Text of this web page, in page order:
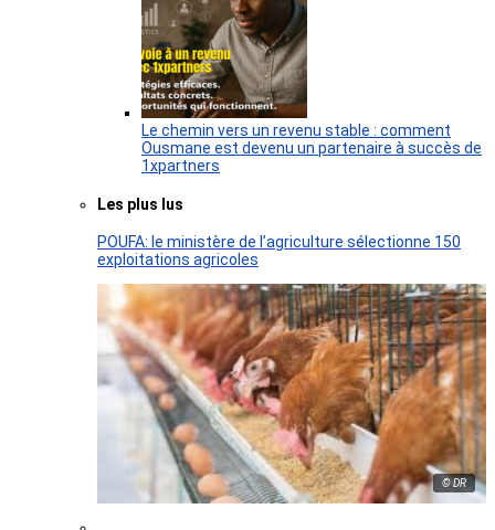
Le chemin vers un revenu stable : comment
Ousmane est devenu un partenaire à succès de
1xpartners
Les plus lus
POUFA: le ministère de l’agriculture sélectionne 150
exploitations agricoles
© DR